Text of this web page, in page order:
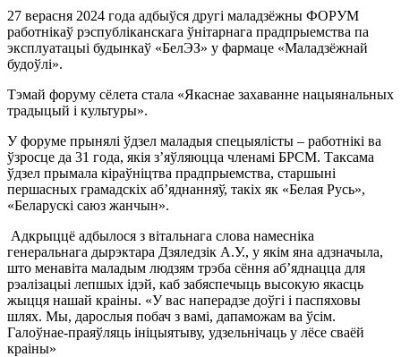
27 верасня 2024 года адбыўся другі маладзёжны ФОРУМ
работнікаў рэспубліканскага ўнітарнага прадпрыемства па
эксплуатацыі будынкаў «БелЭЗ» у фармаце «Маладзёжнай
будоўлі».
Тэмай форуму сёлета стала «Якаснае захаванне нацыянальных
традыцый і культуры».
У форуме прынялі ўдзел маладыя спецыялісты – работнікі ва
ўзросце да 31 года, якія з’яўляюцца членамі БРСМ. Таксама
ўдзел прымала кіраўніцтва прадпрыемства, старшыні
першасных грамадскіх аб’яднанняў, такіх як «Белая Русь»,
«Беларускі саюз жанчын».
Адкрыццё адбылося з вітальнага слова намесніка
генеральнага дырэктара Дзяледзік А.У., у якім яна адзначыла,
што менавіта маладым людзям трэба сёння аб’яднацца для
рэалізацыі лепшых ідэй, каб забяспечыць высокую якасць
жыцця нашай краіны. «У вас наперадзе доўгі і паспяховы
шлях. Мы, дарослыя побач з вамі, дапаможам ва ўсім.
Галоўнае-праяўляць ініцыятыву, удзельнічаць у лёсе сваёй
краіны»